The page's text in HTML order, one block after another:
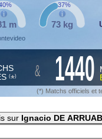
m 73 kg
37%
(*) & 1440
(*) Matchs officiels et
sur Ignacio DE